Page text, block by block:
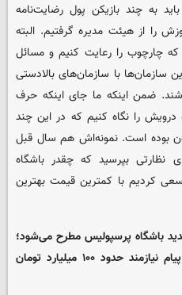
به چند بازیکن پول رضایت‌نامه
را از هیئت مدیره گرفتیم. البته
که چارچوب را رعایت کنیم و مسائل
سازمان‌ها با سازمان‌های بالادستی
ضمن اینکه ما جای اینکه حرف
درویش را نگاه کنیم که در این چند
بوده است. نمونه‌اش هم سال قبل
نظارتی بپرسید که چقدر باشگاه
کردیم با کمترین قیمت بهترین
باشگاه پرسپولیس مطرح می‌شود؛
مانند اینکه گفته می شود قرارداد پیام نیازمند حدود ۱۰۰ میلیارد تومان